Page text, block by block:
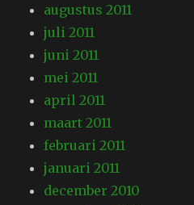
augustus 2011
juli 2011
juni 2011
mei 2011
april 2011
maart 2011
februari 2011
januari 2011
december 2010